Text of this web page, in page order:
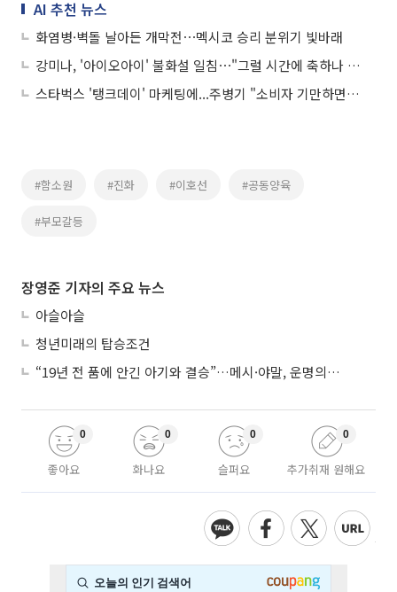
AI 추천 뉴스
화염병·벽돌 날아든 개막전⋯멕시코 승리 분위기 빛바래
강미나, '아이오아이' 불화설 일침⋯"그럴 시간에 축하나 해"
스타벅스 '탱크데이' 마케팅에...주병기 "소비자 기만하면 안 돼"
#함소원 #진화 #이호선 #공동양육
#부모갈등
장영준 기자의 주요 뉴스
아슬아슬
청년미래의 탑승조건
“19년 전 품에 안긴 아기와 결승”…메시·야말, 운명의 왕좌 대결
좋아요
0
화나요
0
슬퍼요
0
추가취재 원해요
0